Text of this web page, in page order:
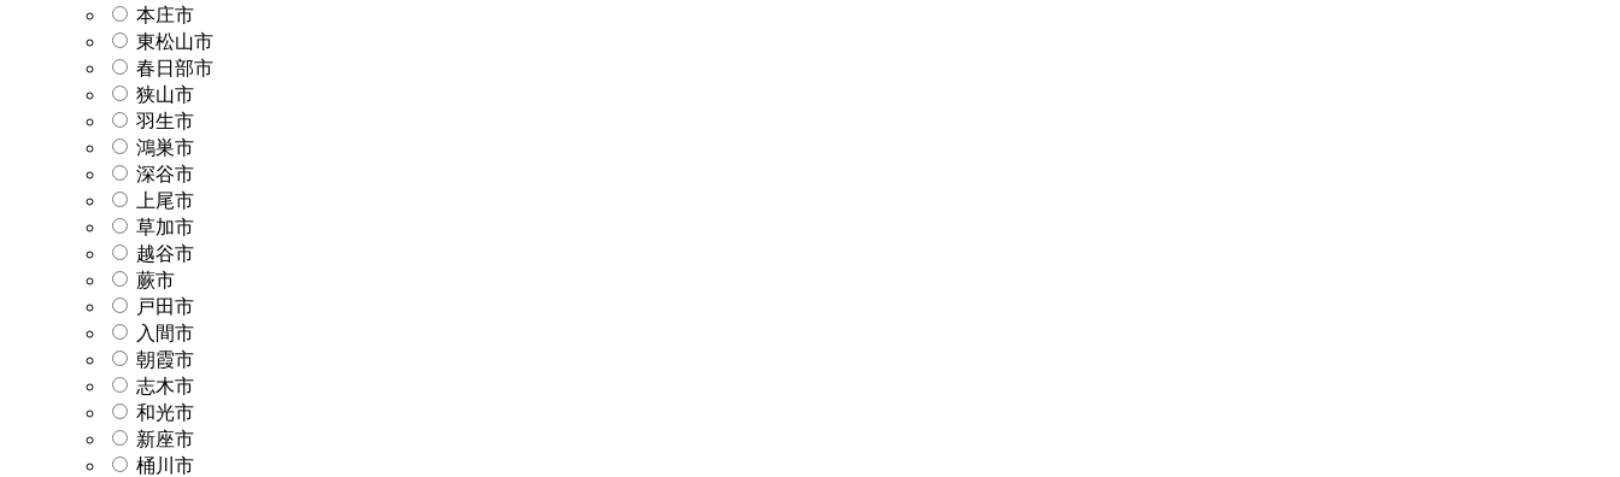
本庄市
東松山市
春日部市
狭山市
羽生市
鴻巣市
深谷市
上尾市
草加市
越谷市
蕨市
戸田市
入間市
朝霞市
志木市
和光市
新座市
桶川市